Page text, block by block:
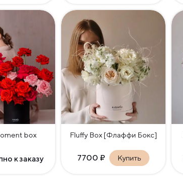
box
к заказу
Fluffy Box [Флаффи Бокс]
7700 ₽ Купить